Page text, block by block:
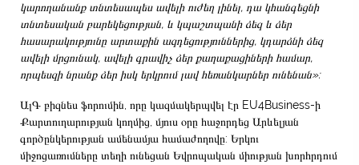
կարողանանք տնտեսապես ավելի ուժեղ լինել, դա կհանգեցնի
տնտեսական բարեկեցության, և կպաշտպանի ձեզ և ձեր
հասարակությունը արտաքին ազդեցություններից, կդարձնի ձեզ
ավելի մրցունակ, ավելի գրավիչ ձեր քաղաքացիների համար,
որպեսզի նրանք ձեր իսկ երկրում լավ հեռանկարներ ունենան»:
ԱլԳ բիզնես ֆորումին, որը կազմակերպվել էր EU4Business-ի
Քարտուղարության կողմից, մյուս օրը հաջորդեց Արևելյան
գործընկերության ամենամյա համաժողովը: Երկու
միջոցառումները տեղի ունեցան Եվրոպական միության խորհրդում